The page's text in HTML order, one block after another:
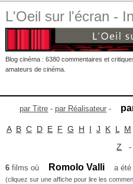
L'Oeil sur l'écran -
Blog cinéma : 6380 commentaires et
amateurs de cinéma.
par Titre -par Réalisateur -
A B C D E F G H I J K L M
Z
6films où Romolo Valli a été
(cliquez sur une affiche pour lire les